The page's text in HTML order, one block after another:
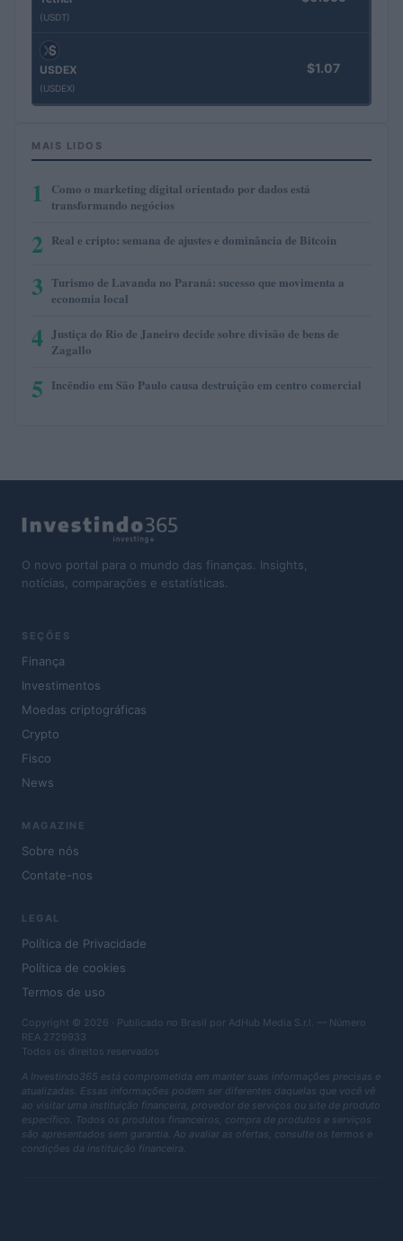
(USDT)
USDEX
(USDEX)
$1.07
MAIS LIDOS
1
Como o marketing digital orientado por dados está
transformando negócios
2 Real e cripto: semana de ajustes e dominância de Bitcoin
3 Turismo de Lavanda no Paraná: sucesso que movimenta a
economia local
4
Justiça do Rio de Janeiro decide sobre divisão de bens de
Zagallo
5 Incêndio em São Paulo causa destruição em centro comercial
O novo portal para o mundo das finanças. Insights,
notícias, comparações e estatísticas.
SEÇÕES
Finança
Investimentos
Moedas criptográficas
Crypto
Fisco
News
MAGAZINE
Sobre nós
Contate-nos
LEGAL
Política de Privacidade
Política de cookies
Termos de uso
Copyright © 2026 · Publicado no Brasil por AdHub Media S.r.l. — Número
REA 2729933
Todos os direitos reservados
A Investindo365 está comprometida em manter suas informações precisas e
atualizadas. Essas informações podem ser diferentes daquelas que você vê
ao visitar uma instituição financeira, provedor de serviços ou site de produto
específico. Todos os produtos financeiros, compra de produtos e serviços
são apresentados sem garantia. Ao avaliar as ofertas, consulte os termos e
condições da instituição financeira.